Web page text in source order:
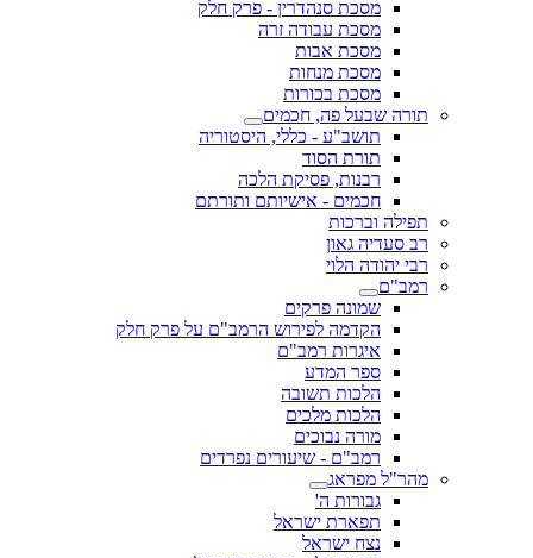
מסכת סנהדרין - פרק חלק
מסכת עבודה זרה
מסכת אבות
מסכת מנחות
מסכת בכורות
תורה שבעל פה, חכמים
תושב"ע - כללי, היסטוריה
תורת הסוד
רבנות, פסיקת הלכה
חכמים - אישיותם ותורתם
תפילה וברכות
רב סעדיה גאון
רבי יהודה הלוי
רמב"ם
שמונה פרקים
הקדמה לפירוש הרמב"ם על פרק חלק
איגרות רמב"ם
ספר המדע
הלכות תשובה
הלכות מלכים
מורה נבוכים
רמב"ם - שיעורים נפרדים
מהר"ל מפראג
גבורות ה'
תפארת ישראל
נצח ישראל